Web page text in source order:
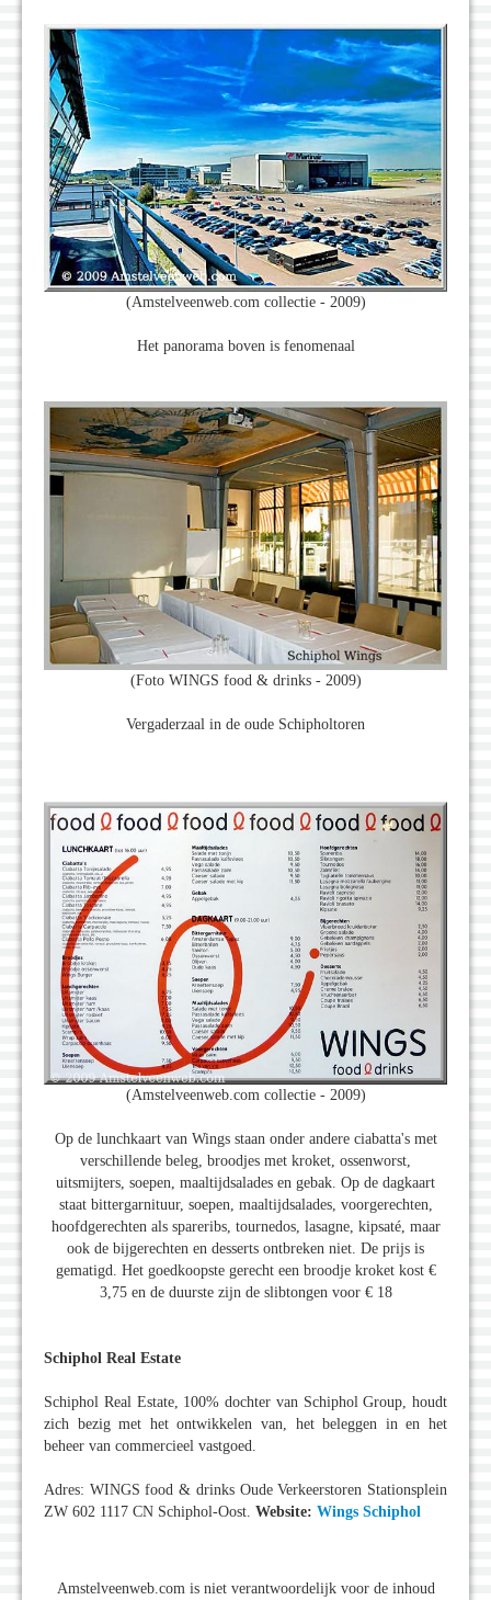
(Amstelveenweb.com collectie - 2009)
Het panorama boven is fenomenaal
(Foto WINGS food & drinks - 2009)
Vergaderzaal in de oude Schipholtoren
(Amstelveenweb.com collectie - 2009)
Op de lunchkaart van Wings staan onder andere ciabatta's met
verschillende beleg, broodjes met kroket, ossenworst,
uitsmijters, soepen, maaltijdsalades en gebak. Op de dagkaart
staat bittergarnituur, soepen, maaltijdsalades, voorgerechten,
hoofdgerechten als spareribs, tournedos, lasagne, kipsaté, maar
ook de bijgerechten en desserts ontbreken niet. De prijs is
gematigd. Het goedkoopste gerecht een broodje kroket kost €
3,75 en de duurste zijn de slibtongen voor € 18
Schiphol Real Estate
Schiphol Real Estate, 100% dochter van Schiphol Group, houdt
zich bezig met het ontwikkelen van, het beleggen in en het
beheer van commercieel vastgoed.
Adres: WINGS food & drinks Oude Verkeerstoren Stationsplein
ZW 602 1117 CN Schiphol-Oost. Website: Wings Schiphol
Amstelveenweb.com is niet verantwoordelijk voor de inhoud